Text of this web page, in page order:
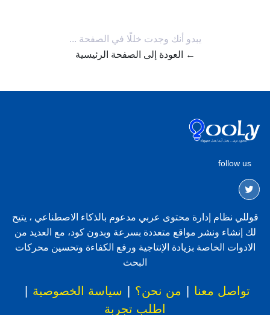
يبدو أنك وجدت خللًا في الصفحة ...
← العودة إلى الصفحة الرئيسية
follow us
قوللي نظام إدارة محتوى عربي مدعوم بالذكاء الاصطناعي ، يتيح
لك إنشاء ونشر مواقع متعددة بسرعة وبدون كود، مع العديد من
الادوات الخاصة بزيادة الإنتاجية ورفع الكفاءة وتحسين محركات
البحث
تواصل معنا من نحن؟ سياسة الخصوصية
اطلب تجربة